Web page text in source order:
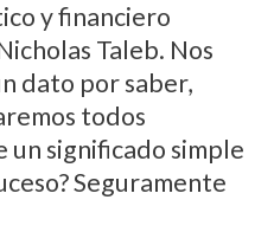
y financiero
Taleb. Nos
dato por saber,
todos
un significado simple
Seguramente